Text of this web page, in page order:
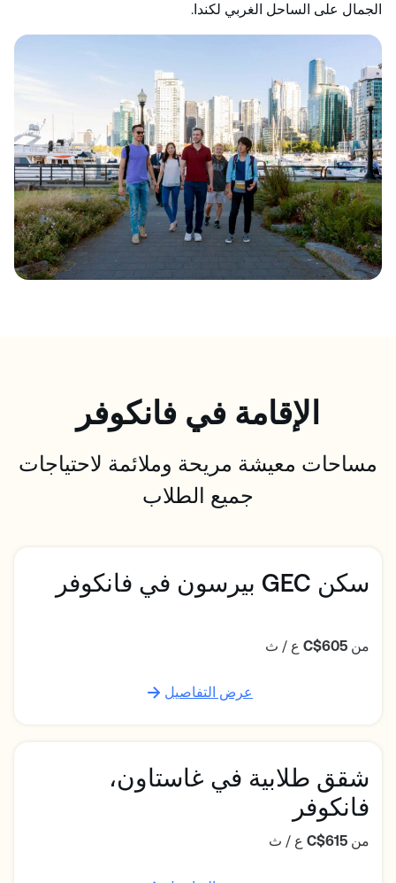
الجمال على الساحل الغربي لكندا.
الإقامة في فانكوفر
مساحات معيشة مريحة وملائمة لاحتياجات
جميع الطلاب
سكن GEC بيرسون في فانكوفر
من C$605 ع / ث
عرض التفاصيل
شقق طلابية في غاستاون،
فانكوفر
من C$615 ع / ث